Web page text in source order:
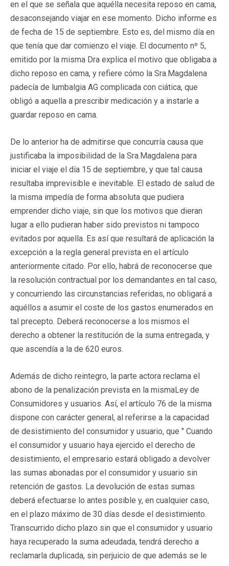
en el que se señala que aquélla necesita reposo en cama,
desaconsejando viajar en ese momento. Dicho informe es
de fecha de 15 de septiembre. Esto es, del mismo día en
que tenía que dar comienzo el viaje. El documento nº 5,
emitido por la misma Dra explica el motivo que obligaba a
dicho reposo en cama, y refiere cómo la Sra.Magdalena
padecía de lumbalgia AG complicada con ciática, que
obligó a aquella a prescribir medicación y a instarle a
guardar reposo en cama.
De lo anterior ha de admitirse que concurría causa que
justificaba la imposibilidad de la Sra.Magdalena para
iniciar el viaje el día 15 de septiembre, y que tal causa
resultaba imprevisible e inevitable. El estado de salud de
la misma impedía de forma absoluta que pudiera
emprender dicho viaje, sin que los motivos que dieran
lugar a ello pudieran haber sido previstos ni tampoco
evitados por aquella. Es así que resultará de aplicación la
excepción a la regla general prevista en el artículo
anteriormente citado. Por ello, habrá de reconocerse que
la resolución contractual por los demandantes en tal caso,
y concurriendo las circunstancias referidas, no obligará a
aquéllos a asumir el coste de los gastos enumerados en
tal precepto. Deberá reconocerse a los mismos el
derecho a obtener la restitución de la suma entregada, y
que ascendía a la de 620 euros.
Además de dicho reintegro, la parte actora reclama el
abono de la penalización prevista en la mismaLey de
Consumidores y usuarios. Así, el artículo 76 de la misma
dispone con carácter general, al referirse a la capacidad
de desistimiento del consumidor y usuario, que " Cuando
el consumidor y usuario haya ejercido el derecho de
desistimiento, el empresario estará obligado a devolver
las sumas abonadas por el consumidor y usuario sin
retención de gastos. La devolución de estas sumas
deberá efectuarse lo antes posible y, en cualquier caso,
en el plazo máximo de 30 días desde el desistimiento.
Transcurrido dicho plazo sin que el consumidor y usuario
haya recuperado la suma adeudada, tendrá derecho a
reclamarla duplicada, sin perjuicio de que además se le